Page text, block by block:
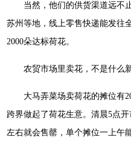
当然，他们的供货渠道远不
苏州等地，线上零售快递能发往
2000朵达标荷花。
农贸市场里卖花，不是什么
大马弄菜场卖荷花的摊位有
跨界做起了荷花生意。清晨5点
左右就会售罄，单个摊位一上午